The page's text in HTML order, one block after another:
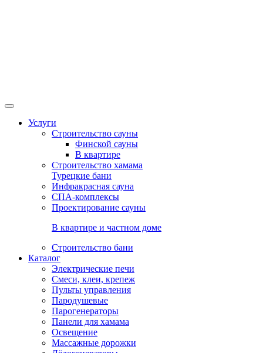
Услуги
Строительство сауны
Финской сауны
В квартире
Строительство хамама
Турецкие бани
Инфракрасная сауна
СПА-комплексы
Проектирование сауны
В квартире и частном доме
Строительство бани
Каталог
Электрические печи
Смеси, клеи, крепеж
Пульты управления
Пародушевые
Парогенераторы
Панели для хамама
Освещение
Массажные дорожки